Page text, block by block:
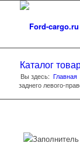
Каталог
Вы здесь: Главная
заднего левого-